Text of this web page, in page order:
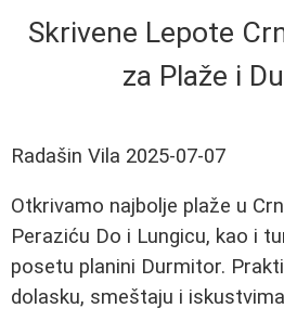
Skrivene Lepote
za Plaže i
Radašin Vila 2025-07-07
Otkrivamo najbolje plaže u
Peraziću Do i Lungicu, kao i
posetu planini Durmitor.
dolasku, smeštaju i